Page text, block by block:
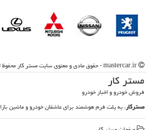
مستر كار
فروش خودرو و اخبار خودرو
مسترکار، یه پلت فرم هوشمند برای عاشقان خودرو و ماشین بازا